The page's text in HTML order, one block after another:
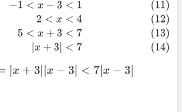
+ ||x−3| 7| x− 3|